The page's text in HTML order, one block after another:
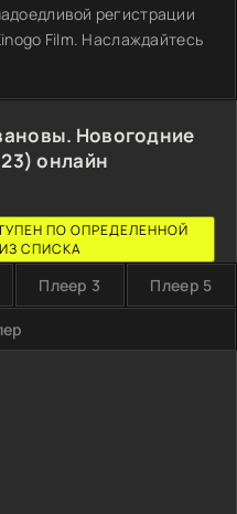
регистрации
Film. Наслаждайтесь
Новогодние
онлайн
ПО ОПРЕДЕЛЕННОЙ
СПИСКА
Плеер 3 Плеер 5